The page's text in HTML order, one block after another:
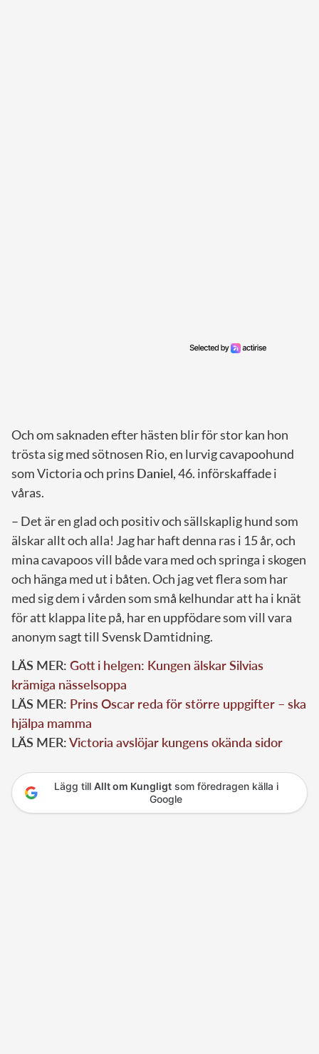
Och om saknaden efter hästen blir för stor kan hon
trösta sig med sötnosen Rio, en lurvig cavapoohund
som Victoria och prins Daniel, 46. införskaffade i
våras.
– Det är en glad och positiv och sällskaplig hund som
älskar allt och alla! Jag har haft denna ras i 15 år, och
mina cavapoos vill både vara med och springa i skogen
och hänga med ut i båten. Och jag vet flera som har
med sig dem i vården som små kelhundar att ha i knät
för att klappa lite på, har en uppfödare som vill vara
anonym sagt till Svensk Damtidning.
LÄS MER: Gott i helgen: Kungen älskar Silvias
krämiga nässelsoppa
LÄS MER: Prins Oscar reda för större uppgifter – ska
hjälpa mamma
LÄS MER:Victoria avslöjar kungens okända sidor
Lägg till Allt om Kungligtsom föredragen källa i
Google